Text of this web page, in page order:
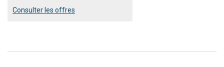
Consulter les offres